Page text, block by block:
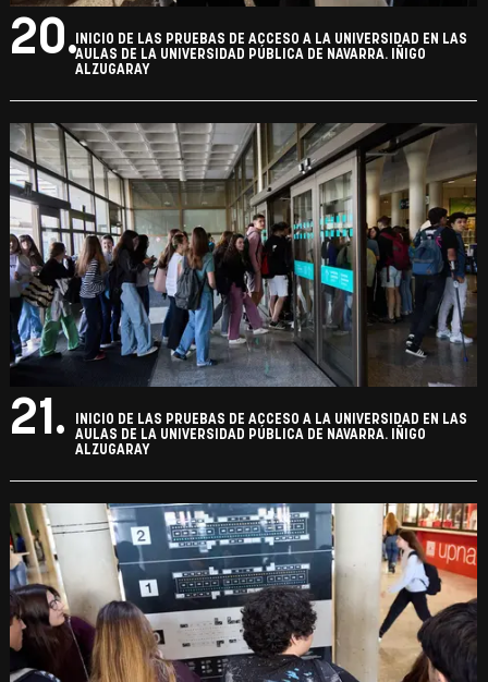
20. INICIO DE LAS PRUEBAS DE ACCESO A LA UNIVERSIDAD EN LAS
AULAS DE LA UNIVERSIDAD PÚBLICA DE NAVARRA. IÑIGO
ALZUGARAY
21.
INICIO DE LAS PRUEBAS DE ACCESO A LA UNIVERSIDAD EN LAS
AULAS DE LA UNIVERSIDAD PÚBLICA DE NAVARRA. IÑIGO
ALZUGARAY